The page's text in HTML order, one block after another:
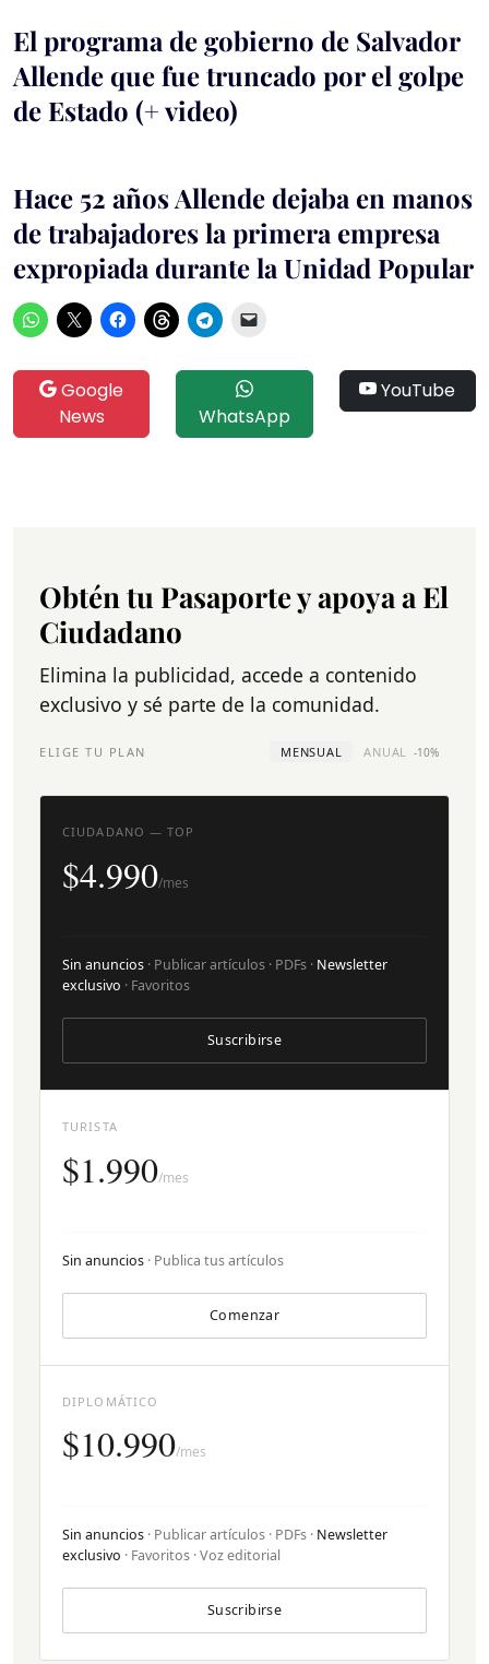
El programa de gobierno de Salvador
Allende que fue truncado por el golpe
de Estado (+ video)
Hace 52 años Allende dejaba en manos
de trabajadores la primera empresa
expropiada durante la Unidad Popular
Google
News
WhatsApp
YouTube
Obtén tu Pasaporte y apoya a El
Ciudadano
Elimina la publicidad, accede a contenido
exclusivo y sé parte de la comunidad.
ELIGE TU PLAN MENSUAL ANUAL -10%
TURISTA
$1.990/mes
Sin anuncios · Publica tus artículos
Comenzar
CIUDADANO — TOP
$4.990/mes
Sin anuncios · Publicar artículos · PDFs · Newsletter
exclusivo · Favoritos
Suscribirse
DIPLOMÁTICO
$10.990/mes
Sin anuncios · Publicar artículos · PDFs · Newsletter
exclusivo · Favoritos · Voz editorial
Suscribirse